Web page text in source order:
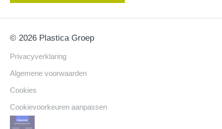
© 2026 Plastica Groep
Privacyverklaring
Algemene voorwaarden
Cookies
Cookievoorkeuren aanpassen